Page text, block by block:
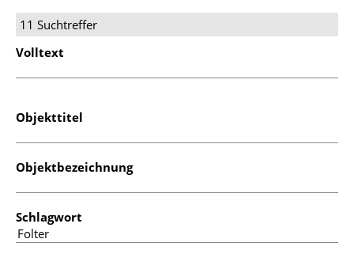
11 Suchtreffer
Volltext
Objekttitel
Objektbezeichnung
Schlagwort